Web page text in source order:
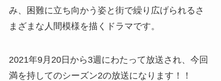
み、困難に立ち向かう姿と街で繰り広げられるさ
まざまな人間模様を描くドラマです。
2021年9月20日から3週にわたって放送され、今回
満を持してのシーズン2の放送になります！！